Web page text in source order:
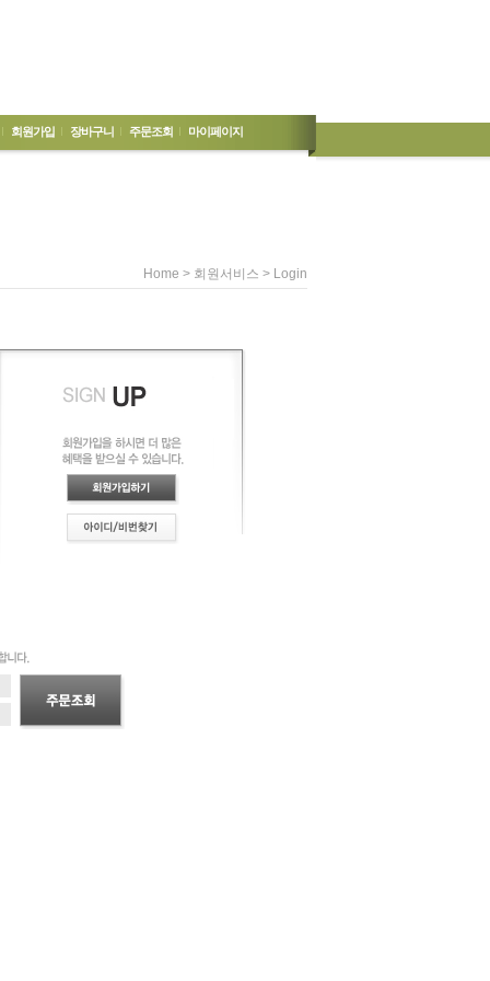
회원가입 장바구니 주문조회 마이페이지
Home > 회원서비스 > Login